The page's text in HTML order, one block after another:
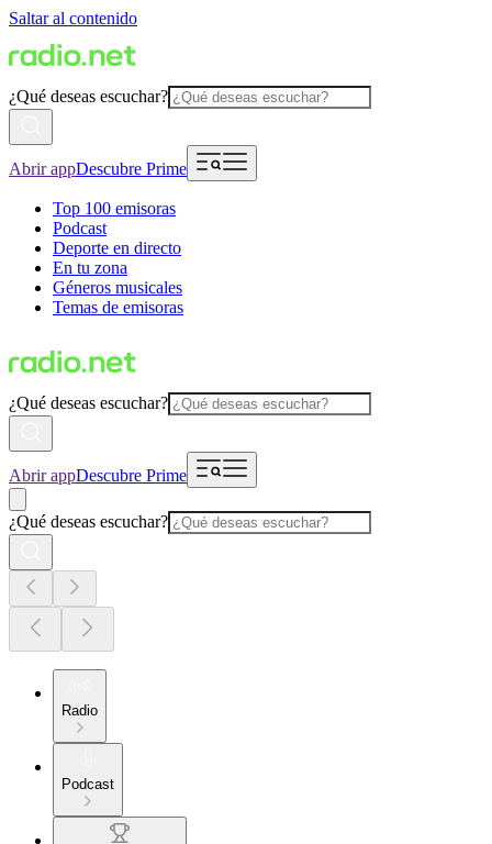
Saltar al contenido
¿Qué deseas escuchar?
Abrir appDescubre Prime
Top 100 emisoras
Podcast
Deporte en directo
En tu zona
Géneros musicales
Temas de emisoras
¿Qué deseas escuchar?
Abrir appDescubre Prime
¿Qué deseas escuchar?
Radio
Podcast